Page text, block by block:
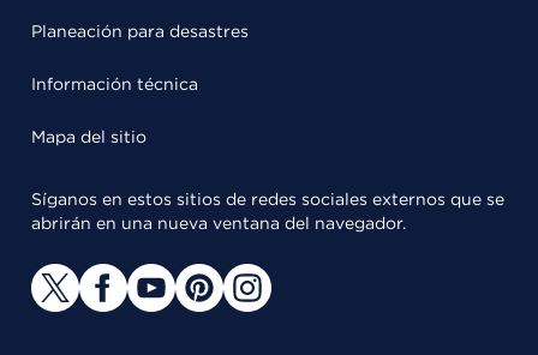
Planeación para desastres
Información técnica
Mapa del sitio
Síganos en estos sitios de redes sociales externos que se
abrirán en una nueva ventana del navegador.